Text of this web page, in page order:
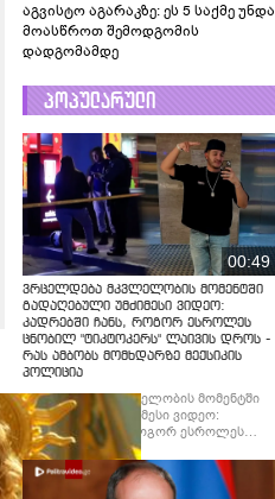
აგვისტო აგარაკზე: ეს 5 საქმე უნდა
მოასწროთ შემოდგომის
დადგომამდე
პოპულარული
00:49
ვრცელდება მკვლელობის მომენტში
გადაღებული უმძიმესი ვიდეო:
კადრებში ჩანს, როგორ ესროლეს
ცნობილ "ტიკტოკერს" ლაივის დროს -
რას ამბობს მომხდარზე მექსიკის
პოლიცია
ვრცელდება მკვლელობის მომენტში
გადაღებული უმძიმესი ვიდეო:
კადრებში ჩანს, როგორ ესროლეს
ცნობილ "ტიკტოკერს" ლაივის დროს -
რას ამბობს მომხდარზე მექსიკის
პოლიცია